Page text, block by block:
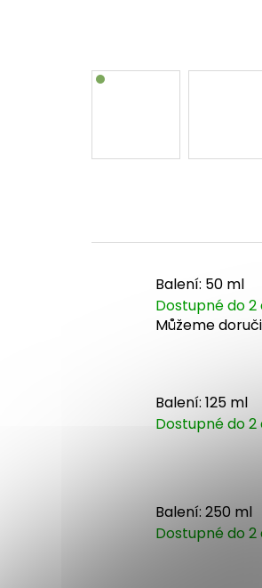
Balení: 50 ml
Dostupné do 2
Můžeme
Balení: 125 ml
Dostupné do 2
Balení: 250 ml
Dostupné do 2